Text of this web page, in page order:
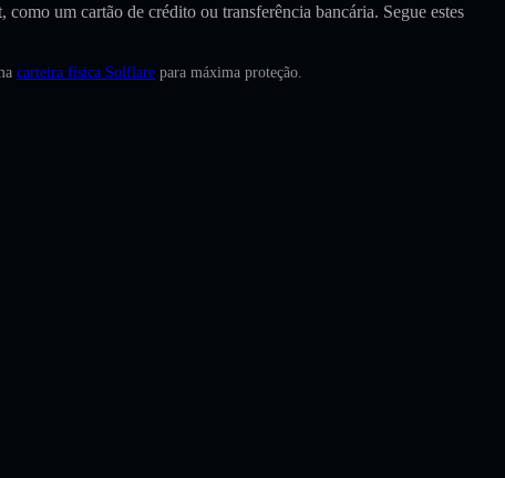
um cartão de crédito ou transferência bancária. Segue estes
carteira física Solflare para máxima proteção.